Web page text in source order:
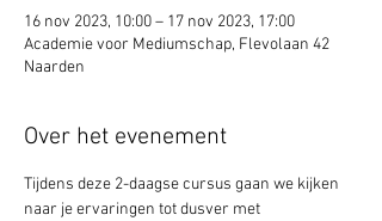
16 nov 2023, 10:00 – 17 nov 2023, 17:00
Academie voor Mediumschap, Flevolaan 42
Naarden
Over het evenement
Tijdens deze 2-daagse cursus gaan we kijken
naar je ervaringen tot dusver met